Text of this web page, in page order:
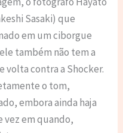
Sasaki) que
em um ciborgue
também não tem a
volta contra a Shocker.
o tom,
embora ainda haja
vez em quando,